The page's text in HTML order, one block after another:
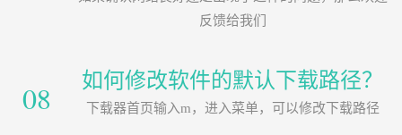
反馈给我们
08 如何修改软件的默认下载路径？
下载器首页输入m，进入菜单，可以修改下载路径